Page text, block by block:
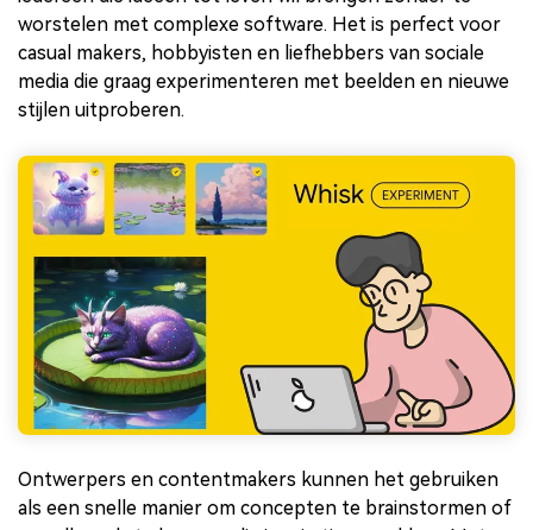
worstelen met complexe software. Het is perfect voor
casual makers, hobbyisten en liefhebbers van sociale
media die graag experimenteren met beelden en nieuwe
stijlen uitproberen.
Ontwerpers en contentmakers kunnen het gebruiken
als een snelle manier om concepten te brainstormen of